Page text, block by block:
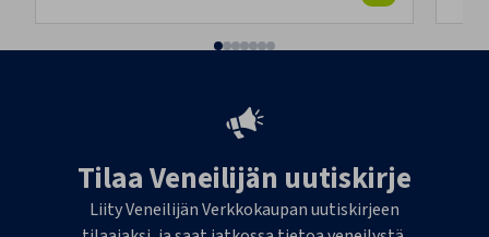
Tilaa Veneilijän uutiskirje
Liity Veneilijän Verkkokaupan uutiskirjeen